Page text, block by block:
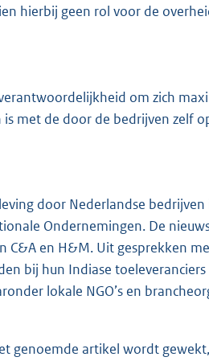
hierbij geen rol voor de
om zich
met de door de bedrijven zelf
door Nederlandse
Ondernemingen. De
en H&M. Uit gesprekken
bij hun Indiase
lokale NGO’s en
genoemde artikel wordt